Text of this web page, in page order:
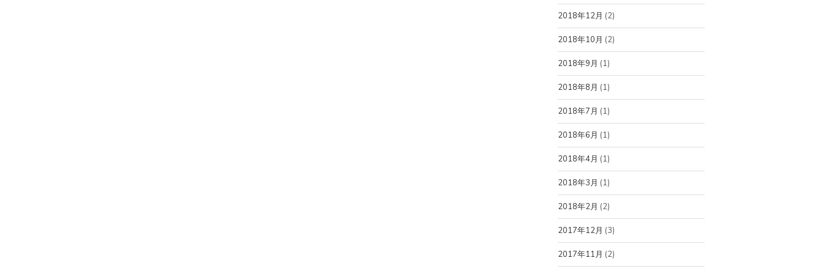
2018年12月 (2)
2018年10月 (2)
2018年9月 (1)
2018年8月 (1)
2018年7月 (1)
2018年6月 (1)
2018年4月 (1)
2018年3月 (1)
2018年2月 (2)
2017年12月 (3)
2017年11月 (2)